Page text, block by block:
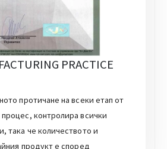
PRACTICE
протичане на всеки етап от
контролира всички
така че количеството и
продукт е според